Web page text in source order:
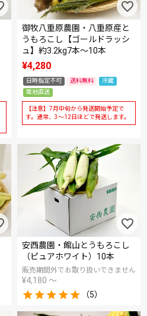
御牧八重原農園・八重原産と
うもろこし【ゴールドラッシ
ュ】約3.2kg7本～10本
¥4,280
日時指定不可 送料無料
冷蔵
産地直送
【注意】7月中旬から発送開始予定で
す。通常、3～12日ほどで発送します。
安西農園・館山とうもろこし
（ピュアホワイト）10本
販売期間外でお取り扱いできません
¥4,180 〜
（5）